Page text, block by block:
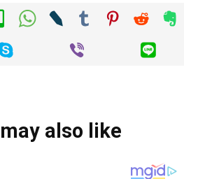
also like